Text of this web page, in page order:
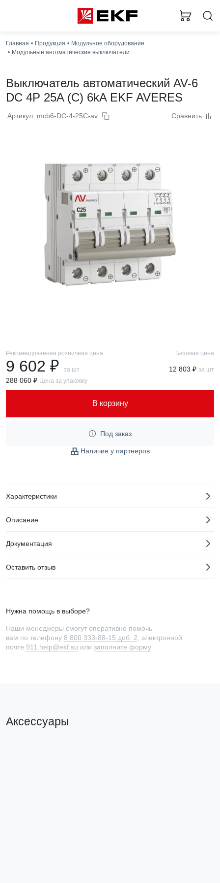
Главная Продукция
Модульное оборудование
Модульные автоматические выключатели
Выключатель автоматический AV-6
DC 4P 25A (C) 6kA EKF AVERES
Артикул: mcb6-DC-4-25C-av Сравнить
Рекомендованная розничная цена
9 602 ₽ за шт
Базовая цена
12 803 ₽ за шт
288 060 ₽ Цена за упаковку
В корзину
Под заказ
Наличие у партнеров
Характеристики
Описание
Документация
Оставить отзыв
Нужна помощь в выборе?
Наши менеджеры смогут оперативно помочь
вам по телефону 8 800 333-88-15 доб. 2 , электронной
почте 911.help@ekf.su или заполните форму
Аксессуары